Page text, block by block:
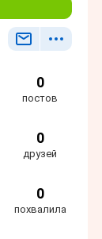
0
постов
0
друзей
0
похвалила